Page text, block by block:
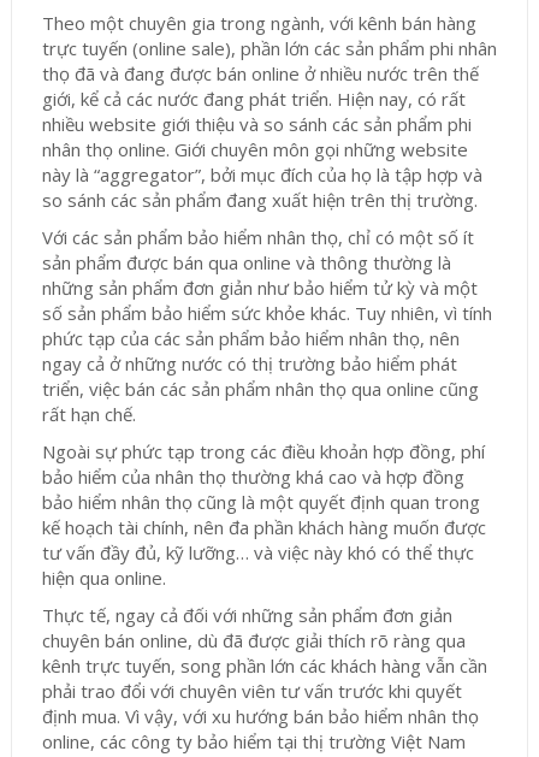
Theo một chuyên gia trong ngành, với kênh bán hàng
trực tuyến (online sale), phần lớn các sản phẩm phi nhân
thọ đã và đang được bán online ở nhiều nước trên thế
giới, kể cả các nước đang phát triển. Hiện nay, có rất
nhiều website giới thiệu và so sánh các sản phẩm phi
nhân thọ online. Giới chuyên môn gọi những website
này là “aggregator”, bởi mục đích của họ là tập hợp và
so sánh các sản phẩm đang xuất hiện trên thị trường.
Với các sản phẩm bảo hiểm nhân thọ, chỉ có một số ít
sản phẩm được bán qua online và thông thường là
những sản phẩm đơn giản như bảo hiểm tử kỳ và một
số sản phẩm bảo hiểm sức khỏe khác. Tuy nhiên, vì tính
phức tạp của các sản phẩm bảo hiểm nhân thọ, nên
ngay cả ở những nước có thị trường bảo hiểm phát
triển, việc bán các sản phẩm nhân thọ qua online cũng
rất hạn chế.
Ngoài sự phức tạp trong các điều khoản hợp đồng, phí
bảo hiểm của nhân thọ thường khá cao và hợp đồng
bảo hiểm nhân thọ cũng là một quyết định quan trong
kế hoạch tài chính, nên đa phần khách hàng muốn được
tư vấn đầy đủ, kỹ lưỡng… và việc này khó có thể thực
hiện qua online.
Thực tế, ngay cả đối với những sản phẩm đơn giản
chuyên bán online, dù đã được giải thích rõ ràng qua
kênh trực tuyến, song phần lớn các khách hàng vẫn cần
phải trao đổi với chuyên viên tư vấn trước khi quyết
định mua. Vì vậy, với xu hướng bán bảo hiểm nhân thọ
online, các công ty bảo hiểm tại thị trường Việt Nam